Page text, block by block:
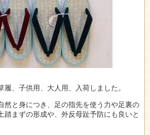
履、子供用、大人用、入荷しました。
然と身につき、足の指先を使う力や足裏の
踏まずの形成や、外反母趾予防にも良いと